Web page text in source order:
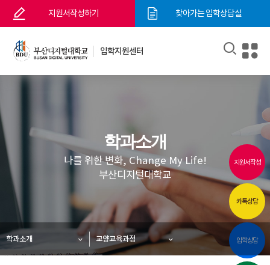
지원서작성하기 찾아가는 입학상담실
입학지원센터
학과소개
나를 위한 변화, Change My Life!
부산디지털대학교
학과소개 교양교육과정
지원서작성
카톡상담
입학상담